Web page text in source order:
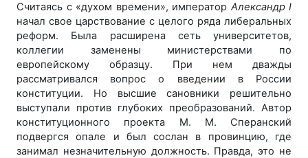
Считаясь с «духом времени», император Александр I
начал свое царствование с целого ряда либеральных
реформ. Была расширена сеть университетов,
коллегии заменены министерствами по
европейскому образцу. При нем дважды
рассматривался вопрос о введении в России
конституции. Но высшие сановники решительно
выступали против глубоких преобразований. Автор
конституционного проекта М. М. Сперанский
подвергся опале и был сослан в провинцию, где
занимал незначительную должность. Правда, это не